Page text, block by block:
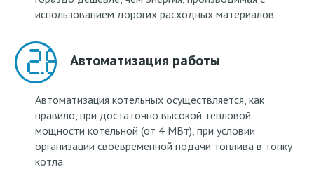
использованием дорогих расходных материалов.
Автоматизация работы
Автоматизация котельных осуществляется, как
правило, при достаточно высокой тепловой
мощности котельной (от 4 МВт), при условии
организации своевременной подачи топлива в топку
котла.